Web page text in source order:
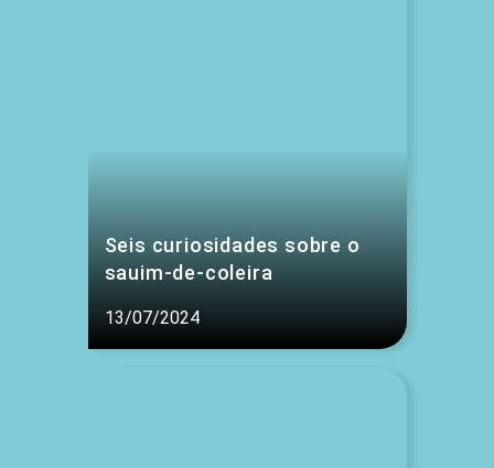
Seis curiosidades sobre o
sauim-de-coleira
13/07/2024